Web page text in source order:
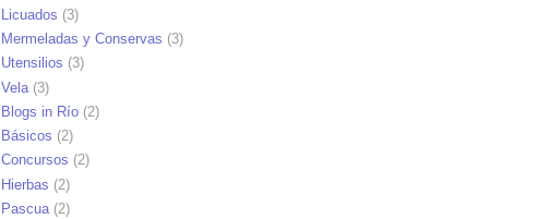
Licuados (3)
Mermeladas y Conservas (3)
Utensilios (3)
Vela (3)
Blogs in Río (2)
Básicos (2)
Concursos (2)
Hierbas (2)
Pascua (2)